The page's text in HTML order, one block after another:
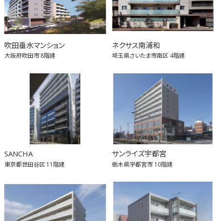
吹田垂水マンション
大阪府吹田市8階建
ネクサス南浦和
埼玉県さいたま市南区 4階建
SANCHA
東京都世田谷区11階建
サンライズ宇都宮
栃木県宇都宮市 10階建